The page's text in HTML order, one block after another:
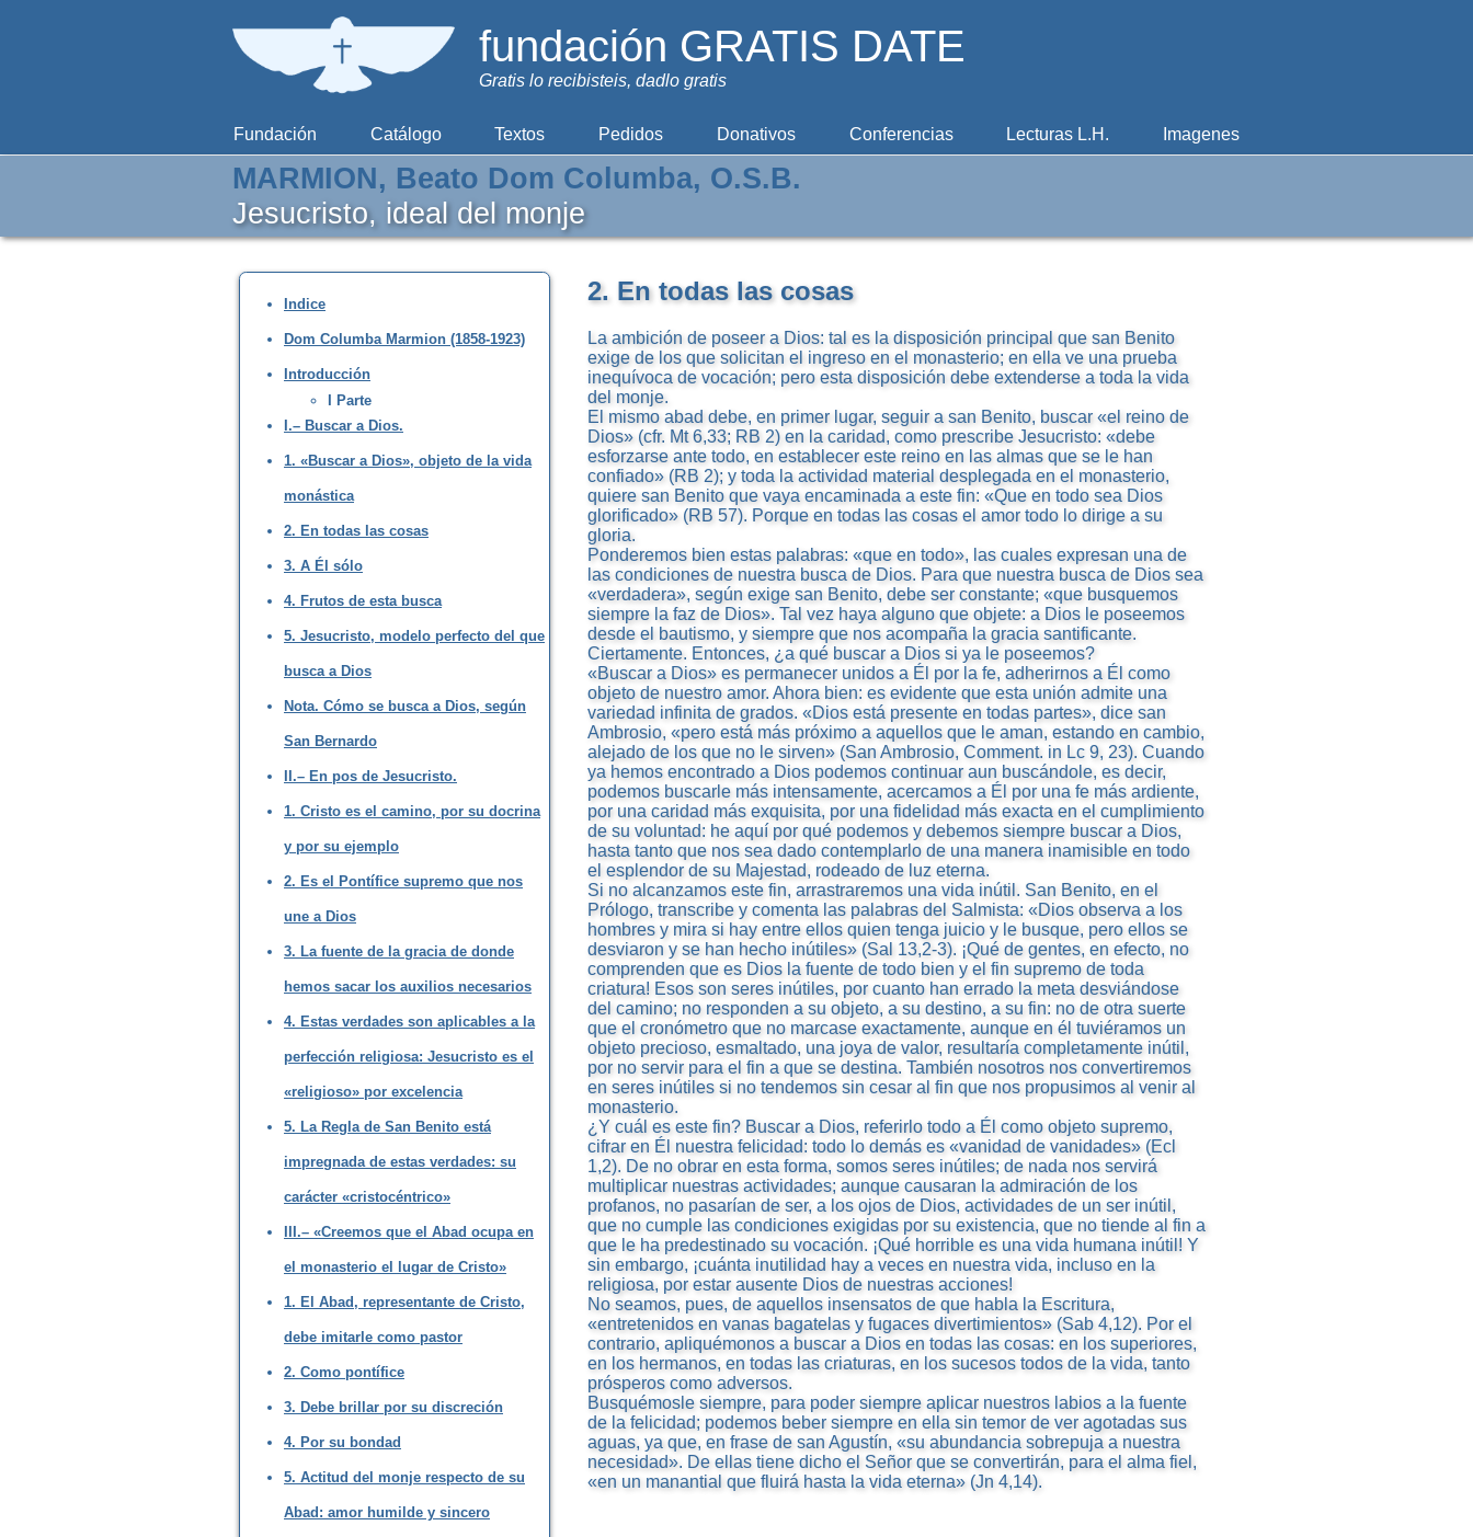
fundación GRATIS DATE
Gratis lo recibisteis, dadlo gratis
Fundación Catálogo Textos Pedidos Donativos Conferencias Lecturas L.H. Imagenes
MARMION, Beato Dom Columba, O.S.B.
Jesucristo, ideal del monje
Indice
Dom Columba Marmion (1858-1923)
Introducción
I Parte
I.– Buscar a Dios.
1. «Buscar a Dios», objeto de la vida
monástica
2. En todas las cosas
3. A Él sólo
4. Frutos de esta busca
5. Jesucristo, modelo perfecto del que
busca a Dios
Nota. Cómo se busca a Dios, según
San Bernardo
II.– En pos de Jesucristo.
1. Cristo es el camino, por su docrina
y por su ejemplo
2. Es el Pontífice supremo que nos
une a Dios
3. La fuente de la gracia de donde
hemos sacar los auxilios necesarios
4. Estas verdades son aplicables a la
perfección religiosa: Jesucristo es el
«religioso» por excelencia
5. La Regla de San Benito está
impregnada de estas verdades: su
carácter «cristocéntrico»
III.– «Creemos que el Abad ocupa en
el monasterio el lugar de Cristo»
1. El Abad, representante de Cristo,
debe imitarle como pastor
2. Como pontífice
3. Debe brillar por su discreción
4. Por su bondad
5. Actitud del monje respecto de su
Abad: amor humilde y sincero
2. En todas las cosas
La ambición de poseer a Dios: tal es la disposición principal que san Benito
exige de los que solicitan el ingreso en el monasterio; en ella ve una prueba
inequívoca de vocación; pero esta disposición debe extenderse a toda la vida
del monje.
El mismo abad debe, en primer lugar, seguir a san Benito, buscar «el reino de
Dios» (cfr. Mt 6,33; RB 2) en la caridad, como prescribe Jesucristo: «debe
esforzarse ante todo, en establecer este reino en las almas que se le han
confiado» (RB 2); y toda la actividad material desplegada en el monasterio,
quiere san Benito que vaya encaminada a este fin: «Que en todo sea Dios
glorificado» (RB 57). Porque en todas las cosas el amor todo lo dirige a su
gloria.
Ponderemos bien estas palabras: «que en todo», las cuales expresan una de
las condiciones de nuestra busca de Dios. Para que nuestra busca de Dios sea
«verdadera», según exige san Benito, debe ser constante; «que busquemos
siempre la faz de Dios». Tal vez haya alguno que objete: a Dios le poseemos
desde el bautismo, y siempre que nos acompaña la gracia santificante.
Ciertamente. Entonces, ¿a qué buscar a Dios si ya le poseemos?
«Buscar a Dios» es permanecer unidos a Él por la fe, adherirnos a Él como
objeto de nuestro amor. Ahora bien: es evidente que esta unión admite una
variedad infinita de grados. «Dios está presente en todas partes», dice san
Ambrosio, «pero está más próximo a aquellos que le aman, estando en cambio,
alejado de los que no le sirven» (San Ambrosio, Comment. in Lc 9, 23). Cuando
ya hemos encontrado a Dios podemos continuar aun buscándole, es decir,
podemos buscarle más intensamente, acercamos a Él por una fe más ardiente,
por una caridad más exquisita, por una fidelidad más exacta en el cumplimiento
de su voluntad: he aquí por qué podemos y debemos siempre buscar a Dios,
hasta tanto que nos sea dado contemplarlo de una manera inamisible en todo
el esplendor de su Majestad, rodeado de luz eterna.
Si no alcanzamos este fin, arrastraremos una vida inútil. San Benito, en el
Prólogo, transcribe y comenta las palabras del Salmista: «Dios observa a los
hombres y mira si hay entre ellos quien tenga juicio y le busque, pero ellos se
desviaron y se han hecho inútiles» (Sal 13,2-3). ¡Qué de gentes, en efecto, no
comprenden que es Dios la fuente de todo bien y el fin supremo de toda
criatura! Esos son seres inútiles, por cuanto han errado la meta desviándose
del camino; no responden a su objeto, a su destino, a su fin: no de otra suerte
que el cronómetro que no marcase exactamente, aunque en él tuviéramos un
objeto precioso, esmaltado, una joya de valor, resultaría completamente inútil,
por no servir para el fin a que se destina. También nosotros nos convertiremos
en seres inútiles si no tendemos sin cesar al fin que nos propusimos al venir al
monasterio.
¿Y cuál es este fin? Buscar a Dios, referirlo todo a Él como objeto supremo,
cifrar en Él nuestra felicidad: todo lo demás es «vanidad de vanidades» (Ecl
1,2). De no obrar en esta forma, somos seres inútiles; de nada nos servirá
multiplicar nuestras actividades; aunque causaran la admiración de los
profanos, no pasarían de ser, a los ojos de Dios, actividades de un ser inútil,
que no cumple las condiciones exigidas por su existencia, que no tiende al fin a
que le ha predestinado su vocación. ¡Qué horrible es una vida humana inútil! Y
sin embargo, ¡cuánta inutilidad hay a veces en nuestra vida, incluso en la
religiosa, por estar ausente Dios de nuestras acciones!
No seamos, pues, de aquellos insensatos de que habla la Escritura,
«entretenidos en vanas bagatelas y fugaces divertimientos» (Sab 4,12). Por el
contrario, apliquémonos a buscar a Dios en todas las cosas: en los superiores,
en los hermanos, en todas las criaturas, en los sucesos todos de la vida, tanto
prósperos como adversos.
Busquémosle siempre, para poder siempre aplicar nuestros labios a la fuente
de la felicidad; podemos beber siempre en ella sin temor de ver agotadas sus
aguas, ya que, en frase de san Agustín, «su abundancia sobrepuja a nuestra
necesidad». De ellas tiene dicho el Señor que se convertirán, para el alma fiel,
«en un manantial que fluirá hasta la vida eterna» (Jn 4,14).